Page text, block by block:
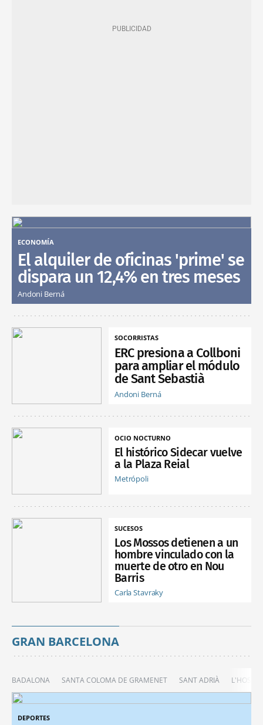
ECONOMÍA
El alquiler de oficinas 'prime' se
dispara un 12,4% en tres meses
Andoni Berná
SOCORRISTAS
ERC presiona a Collboni
para ampliar el módulo
de Sant Sebastià
Andoni Berná
OCIO NOCTURNO
El histórico Sidecar vuelve
a la Plaza Reial
Metrópoli
SUCESOS
Los Mossos detienen a un
hombre vinculado con la
muerte de otro en Nou
Barris
Carla Stavraky
GRAN BARCELONA
BADALONA SANTA COLOMA DE GRAMENET SANT ADRIÀ
DEPORTES